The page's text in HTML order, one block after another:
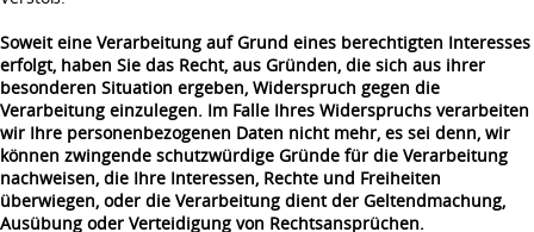
Soweit eine Verarbeitung auf Grund eines berechtigten Interesses
erfolgt, haben Sie das Recht, aus Gründen, die sich aus ihrer
besonderen Situation ergeben, Widerspruch gegen die
Verarbeitung einzulegen. Im Falle Ihres Widerspruchs verarbeiten
wir Ihre personenbezogenen Daten nicht mehr, es sei denn, wir
können zwingende schutzwürdige Gründe für die Verarbeitung
nachweisen, die Ihre Interessen, Rechte und Freiheiten
überwiegen, oder die Verarbeitung dient der Geltendmachung,
Ausübung oder Verteidigung von Rechtsansprüchen.